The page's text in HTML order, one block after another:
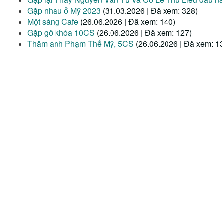
Gặp nhau ở Mỹ 2023 (31.03.2026 | Đã xem: 328)
Một sáng Cafe (26.06.2026 | Đã xem: 140)
Gặp gỡ khóa 10CS (26.06.2026 | Đã xem: 127)
Thăm anh Phạm Thế Mỹ, 5CS (26.06.2026 | Đã xem: